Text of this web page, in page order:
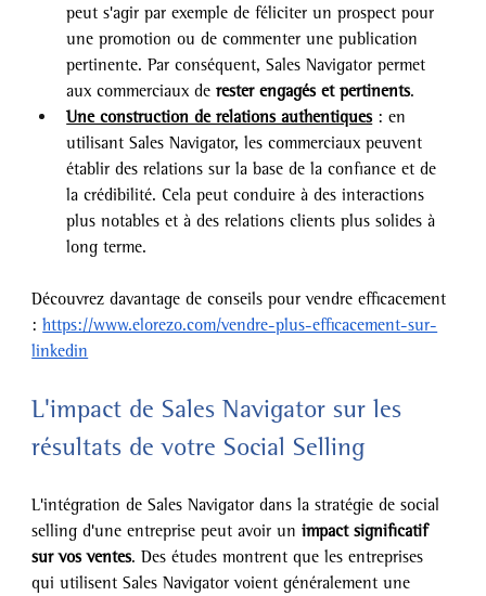
peut s'agir par exemple de féliciter un prospect pour
une promotion ou de commenter une publication
pertinente. Par conséquent, Sales Navigator permet
aux commerciaux de rester engagés et pertinents.
Une construction de relations authentiques : en
utilisant Sales Navigator, les commerciaux peuvent
établir des relations sur la base de la confiance et de
la crédibilité. Cela peut conduire à des interactions
plus notables et à des relations clients plus solides à
long terme.
Découvrez davantage de conseils pour vendre efficacement
: https://www.elorezo.com/vendre-plus-efficacement-sur-
linkedin
L'impact de Sales Navigator sur les
résultats de votre Social Selling
L'intégration de Sales Navigator dans la stratégie de social
selling d'une entreprise peut avoir un impact significatif
sur vos ventes. Des études montrent que les entreprises
qui utilisent Sales Navigator voient généralement une